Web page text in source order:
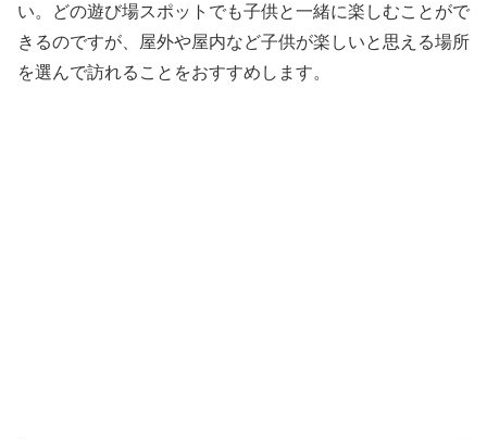
い。どの遊び場スポットでも子供と一緒に楽しむことがで
きるのですが、屋外や屋内など子供が楽しいと思える場所
を選んで訪れることをおすすめします。